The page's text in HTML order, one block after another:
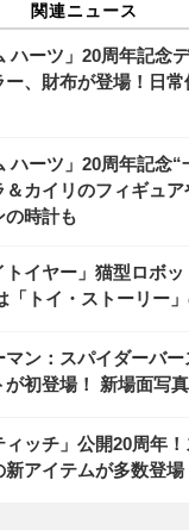
関連ニュース
ハーツ」20周年記念
ー、財布が登場！日
ハーツ」20周年記念
＆カイリのフィギュ
の時計も
トイヤー」猫型ロボ
「トイ・ストーリー
マン：スパイダーバ
が初登場！ 新場面写
ィッチ」公開20周年
新アイテムが多数登場